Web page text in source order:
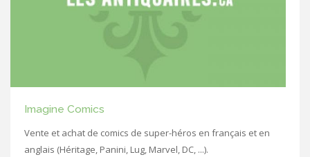
Imagine Comics
Vente et achat de comics de super-héros en français et en
anglais (Héritage, Panini, Lug, Marvel, DC, ...).